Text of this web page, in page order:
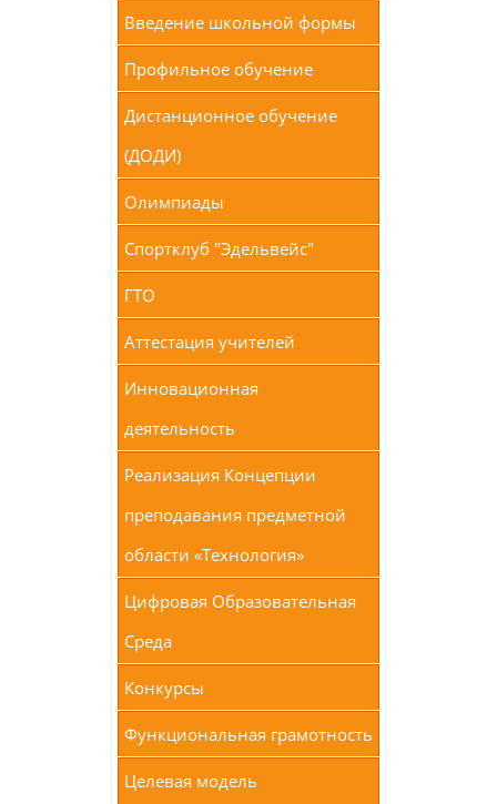
Введение школьной формы
Профильное обучение
Дистанционное обучение
(ДОДИ)
Олимпиады
Спортклуб "Эдельвейс"
ГТО
Аттестация учителей
Инновационная
деятельность
Реализация Концепции
преподавания предметной
области «Технология»
Цифровая Образовательная
Среда
Конкурсы
Функциональная грамотность
Целевая модель